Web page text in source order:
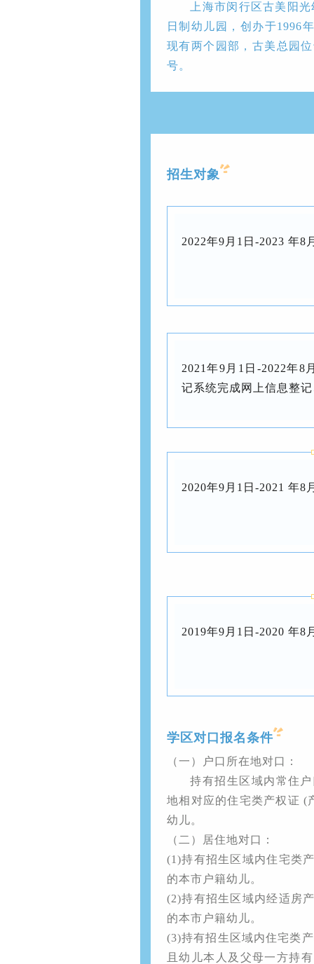
上海市闵行区古美阳
日制幼儿园，创办于1996
现有两个园部，古美总园
号。
招生对象
2022年9月1日-2023 年8
2021年9月1日-2022年8
记系统完成网上信息整
2020年9月1日-2021 年8
2019年9月1日-2020 年8
学区对口报名条件
（一）户口所在地对口：
持有招生区域内常住
地相对应的住宅类产权证 (
幼儿。
（二）居住地对口：
(1)持有招生区域内住宅类
的本市户籍幼儿。
(2)持有招生区域内经适房
的本市户籍幼儿。
(3)持有招生区域内住宅类
且幼儿本人及父母一方持